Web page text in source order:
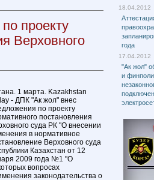
проекту
Верховного
1 марта. Kazakhstan
- ДПК "Ак жол" внес
по проекту
постановления
суда РК "О внесении
в нормативное
Верховного суда
Казахстан от 12
2009 года №1 "О
вопросах
законодательства о
18.04.2012
года
17.04.2012
"Ак жол"
и